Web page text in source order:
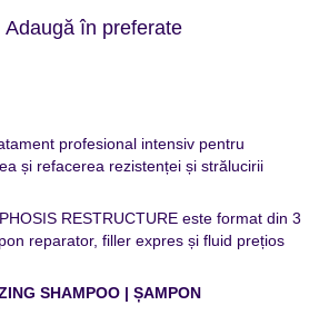
Adaugă în preferate
profesional intensiv pentru
și refacerea rezistenței și strălucirii
RESTRUCTURE este format din 3
reparator, filler expres și fluid prețios
SHAMPOO | ȘAMPON